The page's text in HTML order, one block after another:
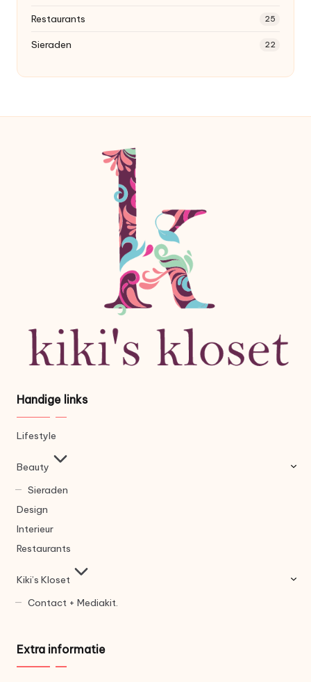
Restaurants 25
Sieraden 22
Handige links
Lifestyle
Beauty
Sieraden
Design
Interieur
Restaurants
Kiki’s Kloset
Contact + Mediakit.
Extra informatie